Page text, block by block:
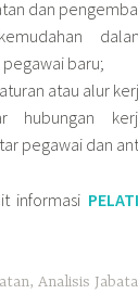
,Analisis
,Analisis
,Analisis
Penyelia,
jabatan rumah
,Anjab ABK